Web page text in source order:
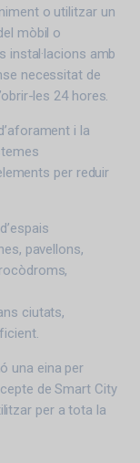
o utilitzar un
mòbil o
instal·lacions amb
necessitat de
les 24 hores.
i la
per reduir
pavellons,
ciutats,
una eina per
de Smart City
per a tota la